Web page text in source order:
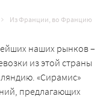
Из Франции, во Францию
наших рынков –
из этой страны
«Сирамис»
предлагающих